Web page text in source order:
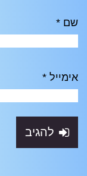
שם *
אימייל *